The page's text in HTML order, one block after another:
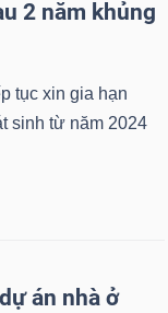
2 năm khủng
tục xin gia hạn
sinh từ năm 2024
án nhà ở